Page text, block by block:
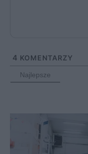
4 KOMENTARZY
Najlepsze